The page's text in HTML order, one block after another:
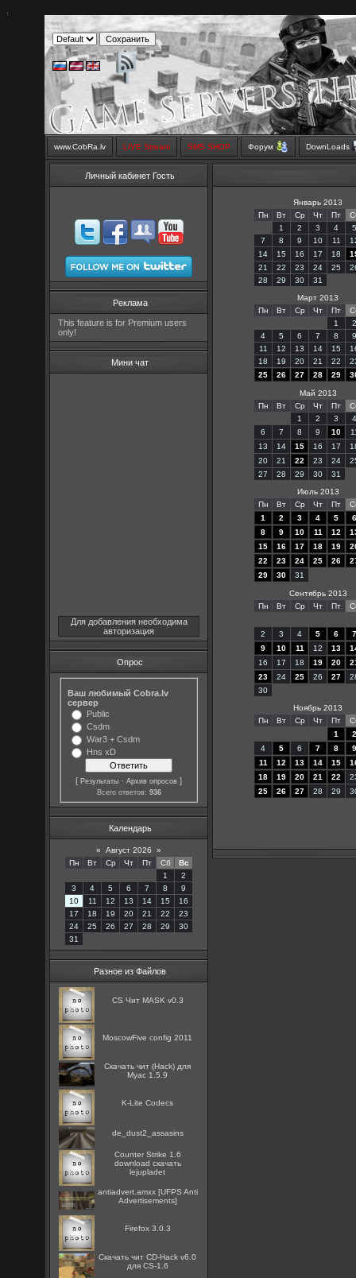
www.CobRa.lv LIVE Stream SMS SHOP Форум DownLoads
Личный кабинет Гость
Реклама
This feature is for Premium users
only!
Мини чат
Для добавления необходима
авторизация
Опрос
Ваш любимый Cobra.lv
сервер
Public
Csdm
War3 + Csdm
Hns xD
[Результаты ·Архив опросов ]
Всего ответов: 936
Календарь
« Август 2026
»
Пн
Вт Ср Чт Пт Сб
Вс
1
2
3
4 5 6 7 8
9
10
11 12 13 14 15
16
17
18 19 20 21 22
23
24
25 26 27 28 29
30
31
Разное из Файлов
CS Чит MASK v0.3
MoscowFive config 2011
Скачать чит (Hack) для
Myac 1.5.9
K-Lite Codecs
de_dust2_assasins
Counter Strike 1.6
download скачать
lejupladet
antiadvert.amxx [UFPS Anti
Advertisements]
Firefox 3.0.3
Скачать чит CD-Hack v6.0
для CS-1.6
Январь 2013
Пн
Вт Ср Чт Пт
1
2 3 4
7
8 9 10 11
14
15 16 17 18
21
22 23 24 25
28
29 30
31
Март 2013
Пн
Вт Ср Чт Пт
1
4
5 6 7 8
11
12 13 14 15
18
19 20 21 22
25
26 27 28 29
Май 2013
Пн
Вт Ср Чт Пт
1
2 3
6
7 8 9 10
13
14 15 16 17
20
21 22 23 24
27
28 29 30
31
Июль 2013
Пн
Вт Ср Чт Пт
1
2 3 4 5
8
9 10 11 12
15
16 17 18 19
22
23 24 25 26
29
30 31
Сентябрь 2013
Пн
Вт Ср Чт Пт
2 3 4 5 6
9
10 11 12 13
16
17 18 19 20
23
24 25 26 27
30
Ноябрь 2013
Пн
Вт Ср Чт Пт
1
4
5 6 7 8
11
12 13 14 15
18
19 20 21 22
25
26 27 28 29